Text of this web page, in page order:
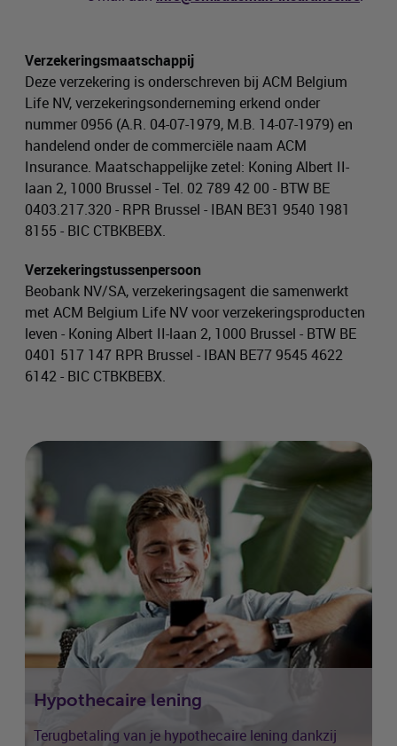
Verzekeringsmaatschappij
Deze verzekering is onderschreven bij ACM Belgium
Life NV, verzekeringsonderneming erkend onder
nummer 0956 (A.R. 04-07-1979, M.B. 14-07-1979) en
handelend onder de commerciële naam ACM
Insurance. Maatschappelijke zetel: Koning Albert II-
laan 2, 1000 Brussel - Tel. 02 789 42 00 - BTW BE
0403.217.320 - RPR Brussel - IBAN BE31 9540 1981
8155 - BIC CTBKBEBX.
Verzekeringstussenpersoon
Beobank NV/SA, verzekeringsagent die samenwerkt
met ACM Belgium Life NV voor verzekeringsproducten
leven - Koning Albert II-laan 2, 1000 Brussel - BTW BE
0401 517 147 RPR Brussel - IBAN BE77 9545 4622
6142 - BIC CTBKBEBX.
Hypothecaire lening
Terugbetaling van je hypothecaire lening dankzij